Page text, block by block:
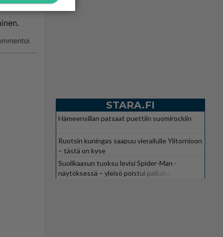
STARA.FI
Hämeensillan patsaat puettiin suomirockiin
Ruotsin kuningas saapuu vierailulle Ylitornioon
– tästä on kyse
Suolikaasun tuoksu levisi Spider-Man -
näytöksessä – yleisö poistui paikalta